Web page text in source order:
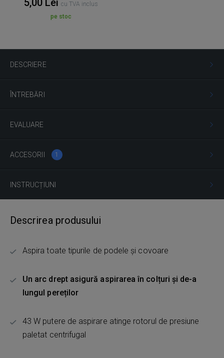
5,00 Lei cu TVA inclus
pe stoc
DESCRIERE
ÎNTREBĂRI
EVALUARE
ACCESORII 1
INSTRUCȚIUNI
Descrirea produsului
Aspira toate tipurile de podele și covoare
Un arc drept asigură aspirarea în colțuri și de-a
lungul pereților
43 W putere de aspirare atinge rotorul de presiune
paletat centrifugal